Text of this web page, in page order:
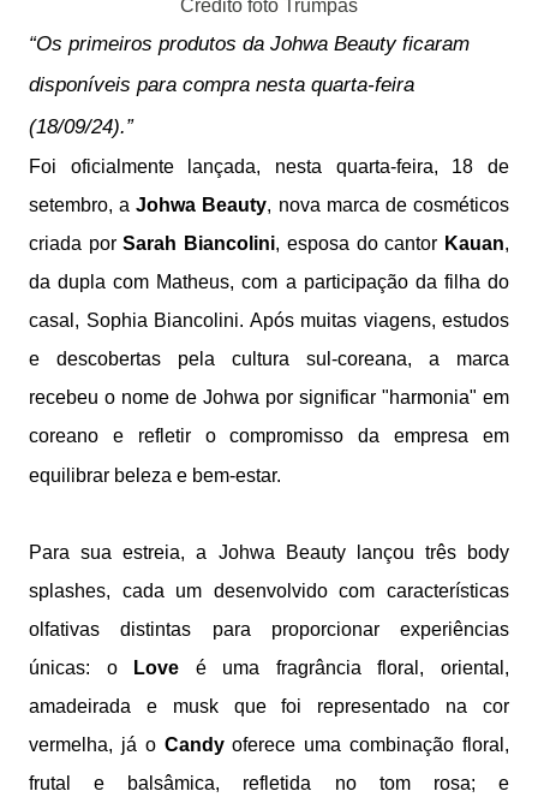
Credito foto Trumpas
“Os primeiros produtos da Johwa Beauty ficaram
disponíveis para compra nesta quarta-feira
(18/09/24).”
Foi oficialmente lançada, nesta quarta-feira, 18 de
setembro, a Johwa Beauty, nova marca de cosméticos
criada por Sarah Biancolini, esposa do cantor Kauan,
da dupla com Matheus, com a participação da filha do
casal, Sophia Biancolini. Após muitas viagens, estudos
e descobertas pela cultura sul-coreana, a marca
recebeu o nome de Johwa por significar "harmonia" em
coreano e refletir o compromisso da empresa em
equilibrar beleza e bem-estar.
Para sua estreia, a Johwa Beauty lançou três body
splashes, cada um desenvolvido com características
olfativas distintas para proporcionar experiências
únicas: o
Love
é uma fragrância floral, oriental,
amadeirada e musk que foi representado na cor
vermelha, já o Candy oferece uma combinação floral,
frutal e balsâmica, refletida no tom rosa; e